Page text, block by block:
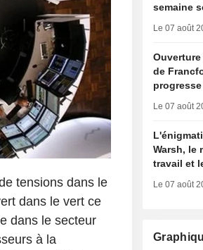
tensions dans le
dans le vert ce
dans le secteur
à la
semaine
Le 07 août
de
Le 07 août
Warsh, le
travail et
Le 07 août